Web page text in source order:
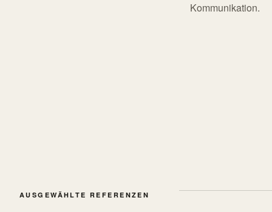
Kommunikation.
AUSGEWÄHLTE REFERENZEN